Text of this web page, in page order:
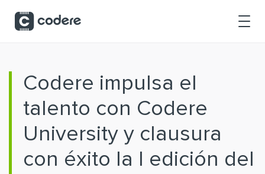
Codere impulsa el
talento con Codere
University y clausura
con éxito la I edición del